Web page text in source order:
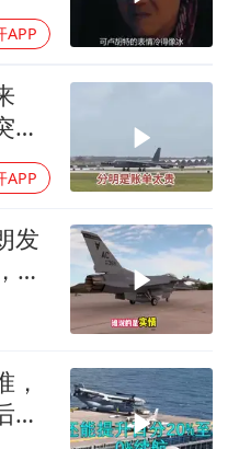
APP
然
APP
发
特
，
，